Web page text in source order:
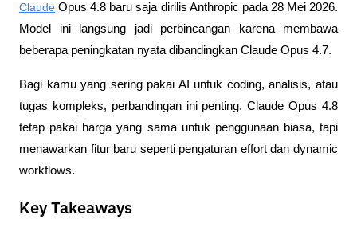
Claude Opus 4.8 baru saja dirilis Anthropic pada 28 Mei 2026.
Model ini langsung jadi perbincangan karena membawa
beberapa peningkatan nyata dibandingkan Claude Opus 4.7.
Bagi kamu yang sering pakai AI untuk coding, analisis, atau
tugas kompleks, perbandingan ini penting. Claude Opus 4.8
tetap pakai harga yang sama untuk penggunaan biasa, tapi
menawarkan fitur baru seperti pengaturan effort dan dynamic
workflows.
Key Takeaways